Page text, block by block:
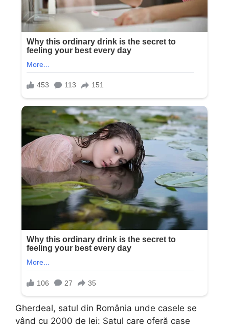
Gherdeal, satul din România unde casele se
vând cu 2000 de lei: Satul care oferă case